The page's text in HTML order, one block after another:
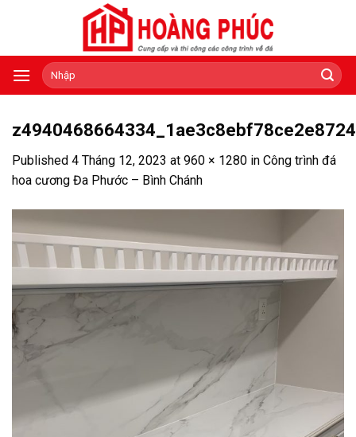
Tìm
kiếm:
Published 4 Tháng 12, 2023 at 960 × 1280 in Công trình đá
hoa cương Đa Phước – Bình Chánh